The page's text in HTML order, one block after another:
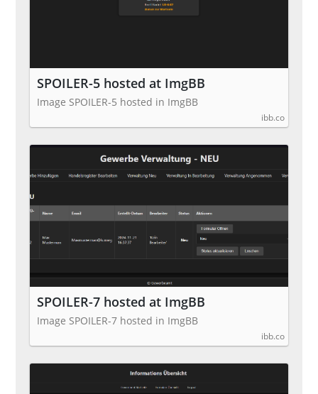
SPOILER-5 hosted at ImgBB
Image SPOILER-5 hosted in ImgBB
ibb.co
SPOILER-7 hosted at ImgBB
Image SPOILER-7 hosted in ImgBB
ibb.co